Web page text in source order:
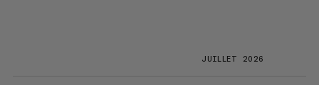
JUILLET 2026